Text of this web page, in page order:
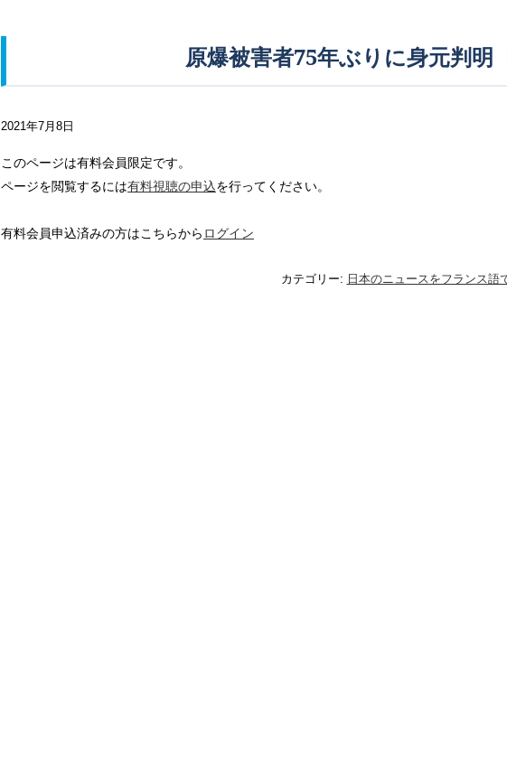
原爆被害者75年ぶりに身元判明
2021年7月8日
このページは有料会員限定です。
ページを閲覧するには有料視聴の申込を行ってください。
有料会員申込済みの方はこちらから ログイン
カテゴリー: 日本のニュースをフランス語